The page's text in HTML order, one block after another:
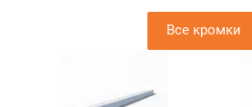
Все кромки